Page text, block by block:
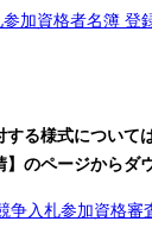
加資格者名簿 登
する様式について
のページからダ
争入札参加資格審